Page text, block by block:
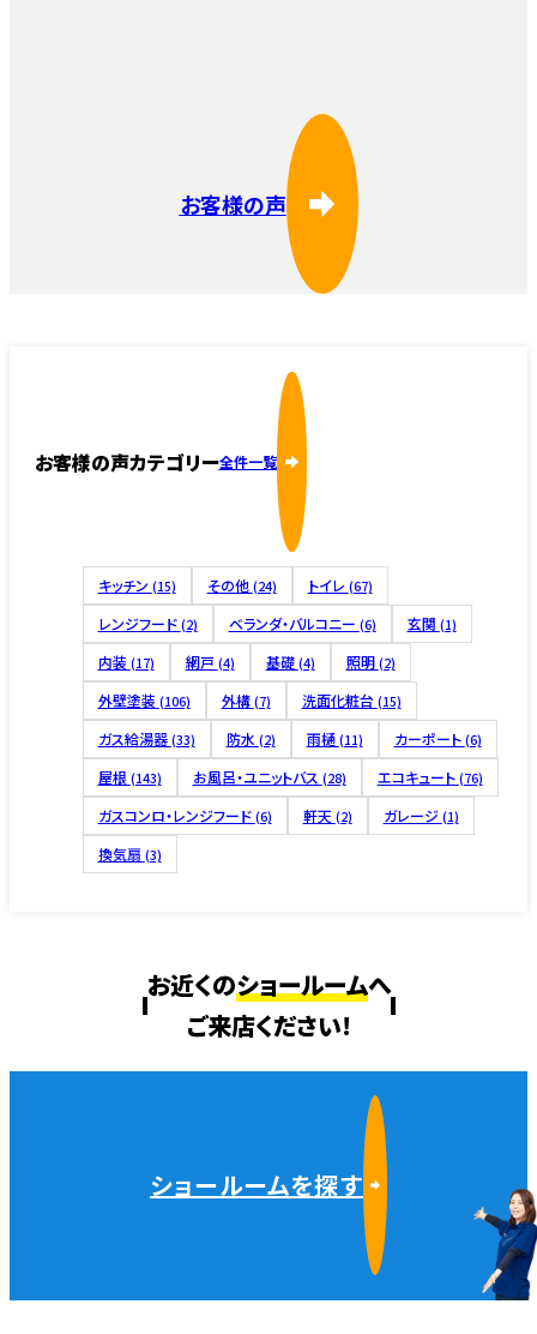
お客様の声
お客様の声カテゴリー全件一覧
キッチン (15) その他 (24) トイレ (67)
レンジフード (2) ベランダ・バルコニー (6) 玄関 (1)
内装 (17) 網戸 (4) 基礎 (4) 照明 (2)
外壁塗装 (106) 外構 (7) 洗面化粧台 (15)
ガス給湯器 (33) 防水 (2) 雨樋 (11) カーポート (6)
屋根 (143) お風呂・ユニットバス (28) エコキュート (76)
ガスコンロ・レンジフード (6) 軒天 (2) ガレージ (1)
換気扇 (3)
お近くのショールームへ
ご来店ください!
ショールームを探す